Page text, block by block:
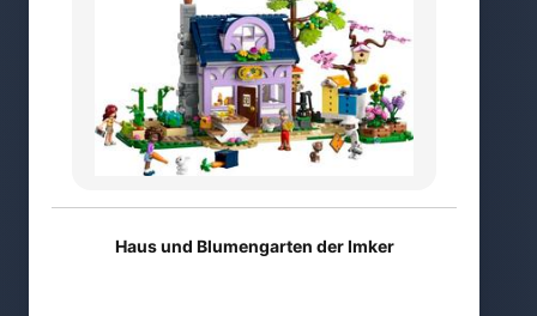
Haus und Blumengarten der Imker